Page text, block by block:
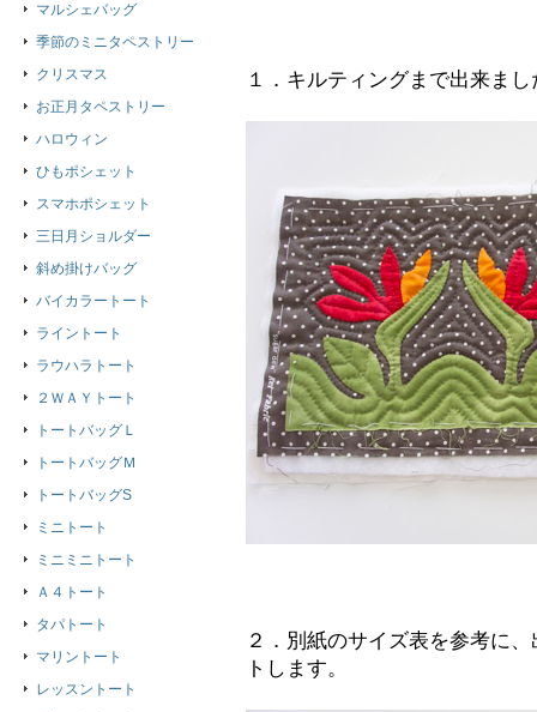
１．キルティングまで出来まし
２．別紙のサイズ表を参考に
トします。
マルシェバッグ
季節のミニタペストリー
クリスマス
お正月タペストリー
ハロウィン
ひもポシェット
スマホポシェット
三日月ショルダー
斜め掛けバッグ
バイカラートート
ライントート
ラウハラトート
２ＷＡＹトート
トートバッグＬ
トートバッグＭ
トートバッグS
ミニトート
ミニミニトート
Ａ４トート
タパトート
マリントート
レッスントート